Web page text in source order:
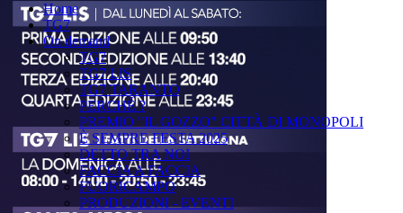
Home
TG7
On demand
TG7
TG7 LIS
TG7 TARANTO
PERCHÉ ?
PREMIO "IL GOZZO" CITTÀ DI MONOPOLI
È SEMPRE FESTA 2025
DETTO TRA NOI
FACCIA A FACCIA
FUORICAMPO
PRODUZIONI - EVENTI